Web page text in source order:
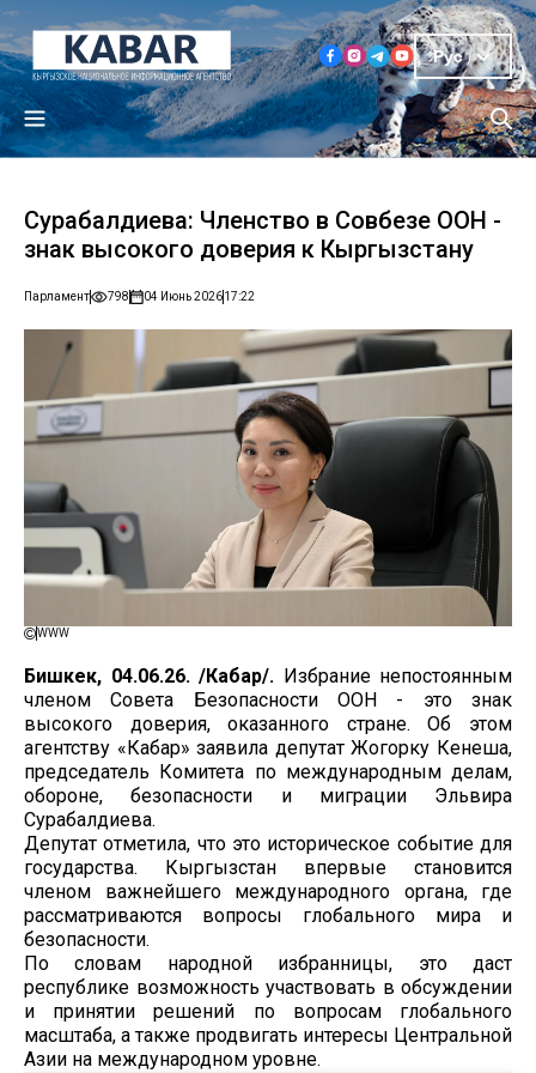
Рус
Сурабалдиева: Членство в Совбезе ООН -
знак высокого доверия к Кыргызстану
Парламент 798 04 Июнь 202617:22
WWW
Бишкек, 04.06.26. /Кабар/. Избрание непостоянным
членом Совета Безопасности ООН - это знак
высокого доверия, оказанного стране. Об этом
агентству «Кабар» заявила депутат Жогорку Кенеша,
председатель Комитета по международным делам,
обороне, безопасности и миграции Эльвира
Сурабалдиева.
Депутат отметила, что это историческое событие для
государства. Кыргызстан впервые становится
членом важнейшего международного органа, где
рассматриваются вопросы глобального мира и
безопасности.
По словам народной избранницы, это даст
республике возможность участвовать в обсуждении
и принятии решений по вопросам глобального
масштаба, а также продвигать интересы Центральной
Азии на международном уровне.